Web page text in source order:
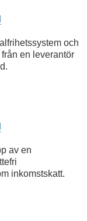
och
en leverantör
av en
inkomstskatt.